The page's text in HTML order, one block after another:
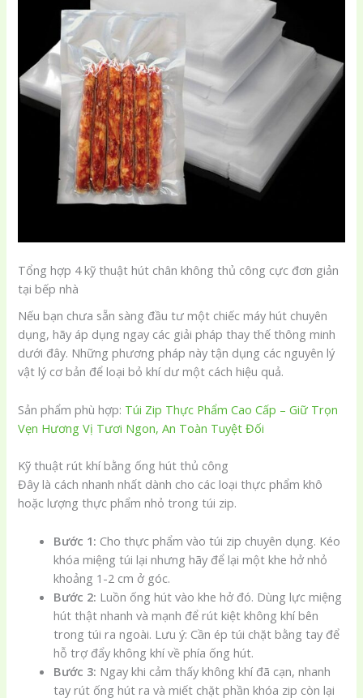
Tổng hợp 4 kỹ thuật hút chân không thủ công cực đơn giản
tại bếp nhà
Nếu bạn chưa sẵn sàng đầu tư một chiếc máy hút chuyên
dụng, hãy áp dụng ngay các giải pháp thay thế thông minh
dưới đây. Những phương pháp này tận dụng các nguyên lý
vật lý cơ bản để loại bỏ khí dư một cách hiệu quả.
Sản phẩm phù hợp: Túi Zip Thực Phẩm Cao Cấp – Giữ Trọn
Vẹn Hương Vị Tươi Ngon, An Toàn Tuyệt Đối
Kỹ thuật rút khí bằng ống hút thủ công
Đây là cách nhanh nhất dành cho các loại thực phẩm khô
hoặc lượng thực phẩm nhỏ trong túi zip.
Bước 1: Cho thực phẩm vào túi zip chuyên dụng. Kéo
khóa miệng túi lại nhưng hãy để lại một khe hở nhỏ
khoảng 1-2 cm ở góc.
Bước 2: Luồn ống hút vào khe hở đó. Dùng lực miệng
hút thật nhanh và mạnh để rút kiệt không khí bên
trong túi ra ngoài. Lưu ý: Cần ép túi chặt bằng tay để
hỗ trợ đẩy không khí về phía ống hút.
Bước 3: Ngay khi cảm thấy không khí đã cạn, nhanh
tay rút ống hút ra và miết chặt phần khóa zip còn lại